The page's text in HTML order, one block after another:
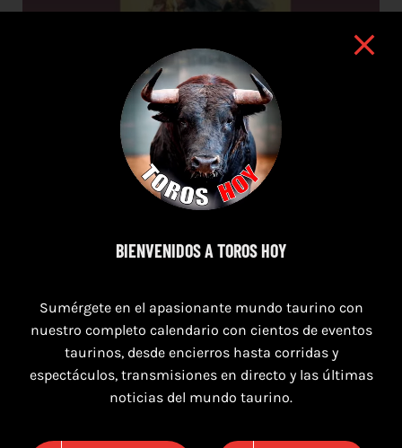
16 de agosto de 2026
2026.
BIENVENIDOS A TOROS HOY
Sumérgete en el apasionante mundo taurino con
nuestro completo calendario con cientos de eventos
taurinos, desde encierros hasta corridas y
espectáculos, transmisiones en directo y las últimas
noticias del mundo taurino.